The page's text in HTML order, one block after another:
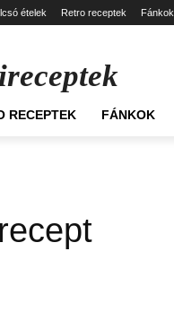
ételek Retro receptek Fánkok
RECEPTEK FÁNKOK